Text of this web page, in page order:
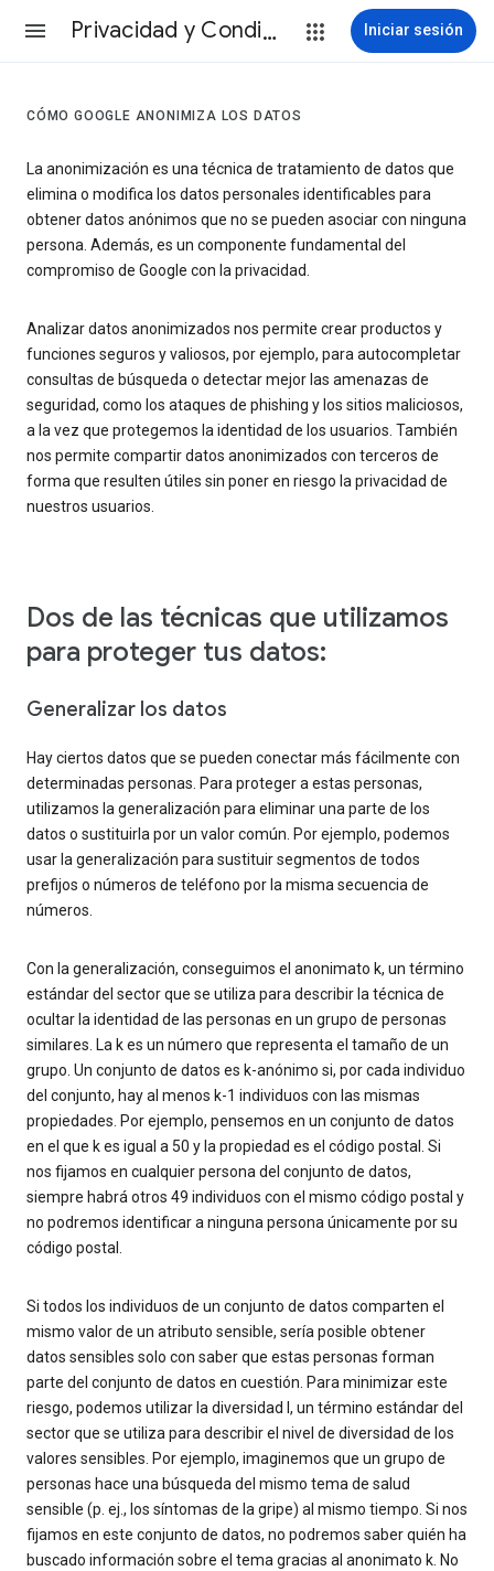
Privacidad y Condiciones Iniciar sesión
CÓMO GOOGLE ANONIMIZA LOS DATOS
La anonimización es una técnica de tratamiento de datos que
elimina o modifica los datos personales identificables para
obtener datos anónimos que no se pueden asociar con ninguna
persona. Además, es un componente fundamental del
compromiso de Google con la privacidad.
Analizar datos anonimizados nos permite crear productos y
funciones seguros y valiosos, por ejemplo, para autocompletar
consultas de búsqueda o detectar mejor las amenazas de
seguridad, como los ataques de phishing y los sitios maliciosos,
a la vez que protegemos la identidad de los usuarios. También
nos permite compartir datos anonimizados con terceros de
forma que resulten útiles sin poner en riesgo la privacidad de
nuestros usuarios.
Dos de las técnicas que utilizamos
para proteger tus datos:
Generalizar los datos
Hay ciertos datos que se pueden conectar más fácilmente con
determinadas personas. Para proteger a estas personas,
utilizamos la generalización para eliminar una parte de los
datos o sustituirla por un valor común. Por ejemplo, podemos
usar la generalización para sustituir segmentos de todos
prefijos o números de teléfono por la misma secuencia de
números.
Con la generalización, conseguimos el anonimato k, un término
estándar del sector que se utiliza para describir la técnica de
ocultar la identidad de las personas en un grupo de personas
similares. La k es un número que representa el tamaño de un
grupo. Un conjunto de datos es k-anónimo si, por cada individuo
del conjunto, hay al menos k-1 individuos con las mismas
propiedades. Por ejemplo, pensemos en un conjunto de datos
en el que k es igual a 50 y la propiedad es el código postal. Si
nos fijamos en cualquier persona del conjunto de datos,
siempre habrá otros 49 individuos con el mismo código postal y
no podremos identificar a ninguna persona únicamente por su
código postal.
Si todos los individuos de un conjunto de datos comparten el
mismo valor de un atributo sensible, sería posible obtener
datos sensibles solo con saber que estas personas forman
parte del conjunto de datos en cuestión. Para minimizar este
riesgo, podemos utilizar la diversidad l, un término estándar del
sector que se utiliza para describir el nivel de diversidad de los
valores sensibles. Por ejemplo, imaginemos que un grupo de
personas hace una búsqueda del mismo tema de salud
sensible (p. ej., los síntomas de la gripe) al mismo tiempo. Si nos
fijamos en este conjunto de datos, no podremos saber quién ha
buscado información sobre el tema gracias al anonimato k. No